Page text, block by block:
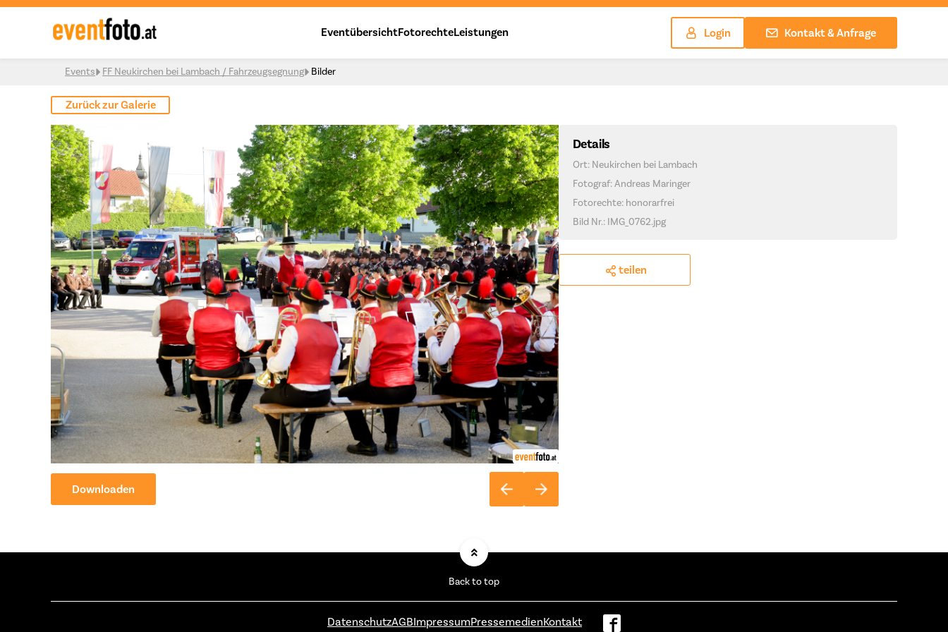
Skip to content
EventübersichtFotorechteLeistungen Login Kontakt & Anfrage
Events FF Neukirchen bei Lambach / Fahrzeugsegnung Bilder
Zurück zur Galerie
Downloaden
Details
Ort: Neukirchen bei Lambach
Fotograf: Andreas Maringer
Fotorechte: honorarfrei
Bild Nr.: IMG_0762.jpg
teilen
Back to top
DatenschutzAGBImpressumPressemedienKontakt